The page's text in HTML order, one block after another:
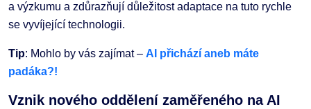
a výzkumu a zdůrazňují důležitost adaptace na tuto rychle
se vyvíjející technologii.
Tip: Mohlo by vás zajímat – AI přichází aneb máte
padáka?!
Vznik nového oddělení zaměřeného na AI